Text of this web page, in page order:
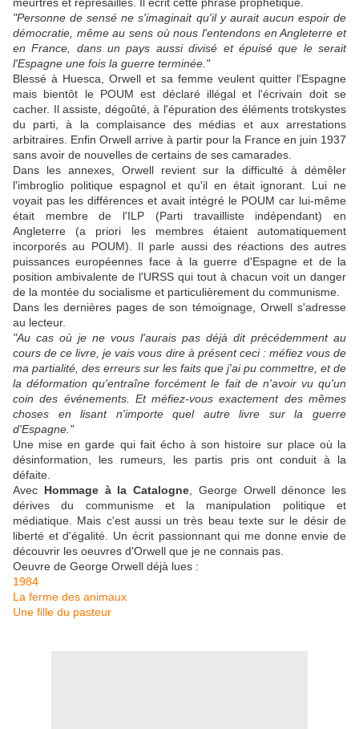
"Personne de sensé ne s'imaginait qu'il y aurait aucun espoir de
démocratie, même au sens où nous l'entendons en Angleterre et
en France, dans un pays aussi divisé et épuisé que le serait
l'Espagne une fois la guerre terminée."
Blessé à Huesca, Orwell et sa femme veulent quitter l'Espagne
mais bientôt le POUM est déclaré illégal et l'écrivain doit se
cacher. Il assiste, dégoûté, à l'épuration des éléments trotskystes
du parti, à la complaisance des médias et aux arrestations
arbitraires. Enfin Orwell arrive à partir pour la France en juin 1937
sans avoir de nouvelles de certains de ses camarades.
Dans les annexes, Orwell revient sur la difficulté à démêler
l'imbroglio politique espagnol et qu'il en était ignorant. Lui ne
voyait pas les différences et avait intégré le POUM car lui-même
était membre de l'ILP (Parti travailliste indépendant) en
Angleterre (a priori les membres étaient automatiquement
incorporés au POUM). Il parle aussi des réactions des autres
puissances européennes face à la guerre d'Espagne et de la
position ambivalente de l'URSS qui tout à chacun voit un danger
de la montée du socialisme et particulièrement du communisme.
Dans les dernières pages de son témoignage, Orwell s'adresse
au lecteur.
"Au cas où je ne vous l'aurais pas déjà dit précédemment au
cours de ce livre, je vais vous dire à présent ceci : méfiez vous de
ma partialité, des erreurs sur les faits que j'ai pu commettre, et de
la déformation qu'entraîne forcément le fait de n'avoir vu qu'un
coin des événements. Et méfiez-vous exactement des mêmes
choses en lisant n'importe quel autre livre sur la guerre
d'Espagne."
Une mise en garde qui fait écho à son histoire sur place où la
désinformation, les rumeurs, les partis pris ont conduit à la
défaite.
Avec Hommage à la Catalogne , George Orwell dénonce les
dérives du communisme et la manipulation politique et
médiatique. Mais c'est aussi un très beau texte sur le désir de
liberté et d'égalité. Un écrit passionnant qui me donne envie de
découvrir les oeuvres d'Orwell que je ne connais pas.
Oeuvre de George Orwell déjà lues :
1984
La ferme des animaux
Une fille du pasteur